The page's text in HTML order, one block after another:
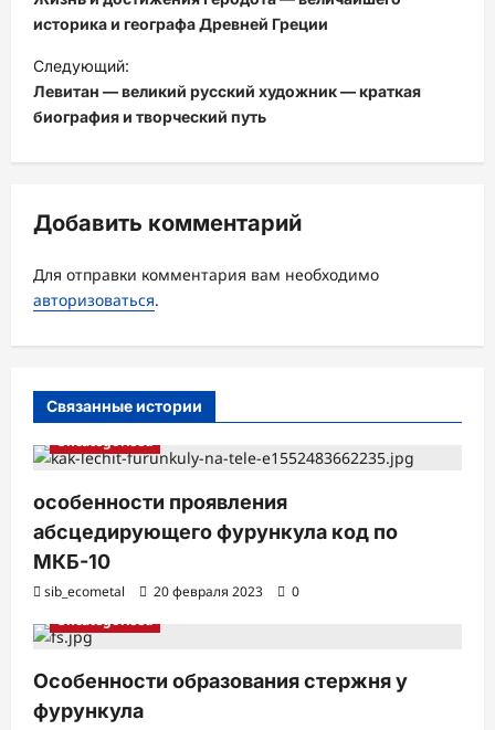
в
и
г
а
ц
я
з
а
и
историка и географа Древней Греции
Следующий:
Левитан — великий русский художник — краткая
биография и творческий путь
Добавить комментарий
Для отправки комментария вам необходимо
авторизоваться.
Связанные истории
Uncategorised
особенности проявления
абсцедирующего фурункула код по
МКБ-10
sib_ecometal 20 февраля 2023
0
Uncategorised
Особенности образования стержня у
фурункула